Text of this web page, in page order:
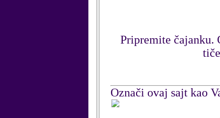
Pripremite čajanku.
Označi ovaj sajt kao